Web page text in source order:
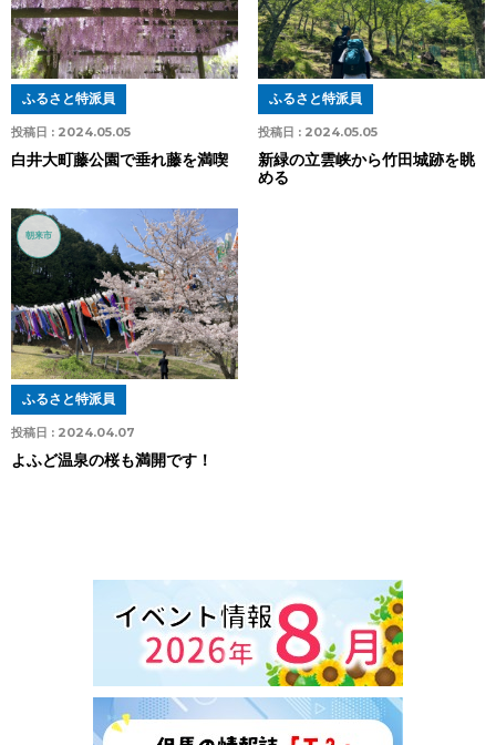
投稿日 : 2024.05.05
ふるさと特派員
白井大町藤公園で垂れ藤を満喫
投稿日 : 2024.05.05
ふるさと特派員
新緑の立雲峡から竹田城跡を眺
める
朝来市
投稿日 : 2024.04.07
ふるさと特派員
よふど温泉の桜も満開です！